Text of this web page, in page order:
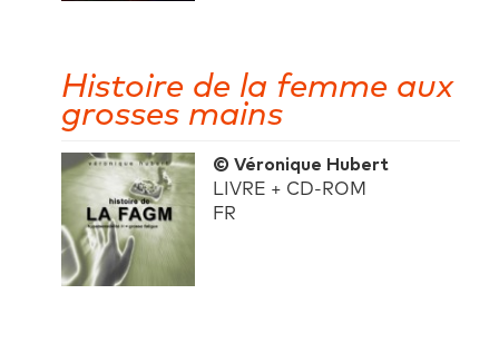
Histoire de la femme aux
grosses mains
© Véronique Hubert
LIVRE + CD-ROM
FR